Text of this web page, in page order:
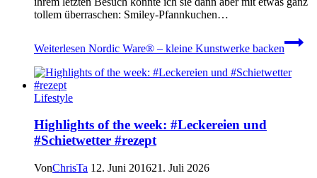
tollem überraschen: Smiley-Pfannkuchen…
Weiterlesen Nordic Ware® – kleine Kunstwerke backen
Lifestyle
Highlights of the week: #Leckereien und
#Schietwetter #rezept
VonChrisTa 12. Juni 201621. Juli 2026